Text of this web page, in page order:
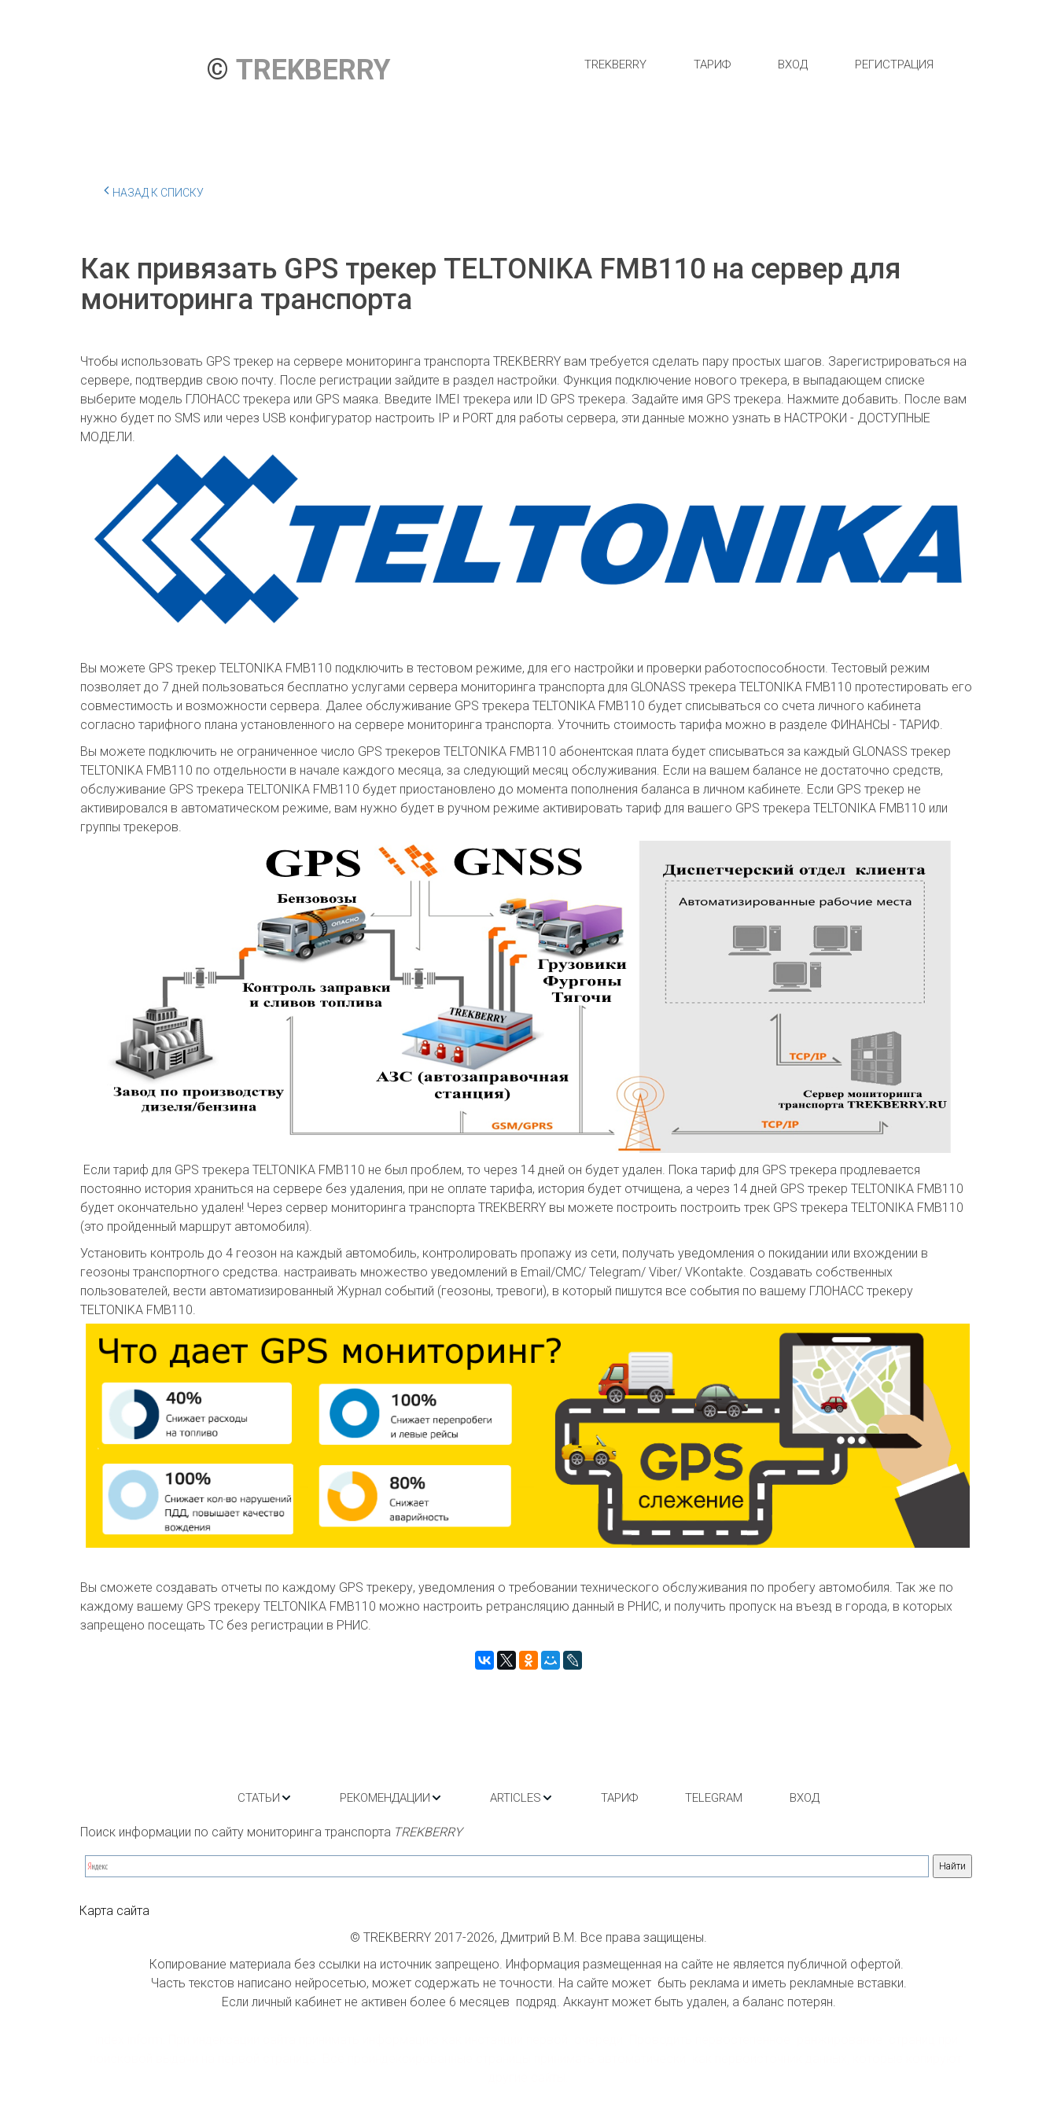
© TREKBERRY TREKBERRY ТАРИФ ВХОД РЕГИСТРАЦИЯ
НАЗАД К СПИСКУ
Как привязать GPS трекер TELTONIKA FMB110 на сервер для
мониторинга транспорта
Чтобы использовать GPS трекер на сервере мониторинга транспорта TREKBERRY вам требуется сделать пару простых шагов. Зарегистрироваться на
сервере, подтвердив свою почту. После регистрации зайдите в раздел настройки. Функция подключение нового трекера, в выпадающем списке
выберите модель ГЛОНАСС трекера или GPS маяка. Введите IMEI трекера или ID GPS трекера. Задайте имя GPS трекера. Нажмите добавить. После вам
нужно будет по SMS или через USB конфигуратор настроить IP и PORT для работы сервера, эти данные можно узнать в НАСТРОКИ - ДОСТУПНЫЕ
МОДЕЛИ.
Вы можете GPS трекер TELTONIKA FMB110 подключить в тестовом режиме, для его настройки и проверки работоспособности. Тестовый режим
позволяет до 7 дней пользоваться бесплатно услугами сервера мониторинга транспорта для GLONASS трекера TELTONIKA FMB110 протестировать его
совместимость и возможности сервера. Далее обслуживание GPS трекера TELTONIKA FMB110 будет списываться со счета личного кабинета
согласно тарифного плана установленного на сервере мониторинга транспорта. Уточнить стоимость тарифа можно в разделе ФИНАНСЫ - ТАРИФ.
Вы можете подключить не ограниченное число GPS трекеров TELTONIKA FMB110 абонентская плата будет списываться за каждый GLONASS трекер
TELTONIKA FMB110 по отдельности в начале каждого месяца, за следующий месяц обслуживания. Если на вашем балансе не достаточно средств,
обслуживание GPS трекера TELTONIKA FMB110 будет приостановлено до момента пополнения баланса в личном кабинете. Если GPS трекер не
активировался в автоматическом режиме, вам нужно будет в ручном режиме активировать тариф для вашего GPS трекера TELTONIKA FMB110 или
группы трекеров.
Если тариф для GPS трекера TELTONIKA FMB110 не был проблем, то через 14 дней он будет удален. Пока тариф для GPS трекера продлевается
постоянно история храниться на сервере без удаления, при не оплате тарифа, история будет отчищена, а через 14 дней GPS трекер TELTONIKA FMB110
будет окончательно удален! Через сервер мониторинга транспорта TREKBERRY вы можете построить построить трек GPS трекера TELTONIKA FMB110
(это пройденный маршрут автомобиля).
Установить контроль до 4 геозон на каждый автомобиль, контролировать пропажу из сети, получать уведомления о покидании или вхождении в
геозоны транспортного средства. настраивать множество уведомлений в Email/СМС/ Telegram/ Viber/ VKontakte. Создавать собственных
пользователей, вести автоматизированный Журнал событий (геозоны, тревоги), в который пишутся все события по вашему ГЛОНАСС трекеру
TELTONIKA FMB110.
Вы сможете создавать отчеты по каждому GPS трекеру, уведомления о требовании технического обслуживания по пробегу автомобиля. Так же по
каждому вашему GPS трекеру TELTONIKA FMB110 можно настроить ретрансляцию данный в РНИС, и получить пропуск на въезд в города, в которых
запрещено посещать ТС без регистрации в РНИС.
СТАТЬИ РЕКОМЕНДАЦИИ ARTICLES ТАРИФ TELEGRAM ВХОД
Поиск информации по сайту мониторинга транспорта TREKBERRY
Карта сайта
© TREKBERRY 2017-2026, Дмитрий В.М. Все права защищены.
Копирование материала без ссылки на источник запрещено. Информация размещенная на сайте не является публичной офертой.
Часть текстов написано нейросетью, может содержать не точности. На сайте может  быть реклама и иметь рекламные вставки.
Если личный кабинет не активен более 6 месяцев  подряд. Аккаунт может быть удален, а баланс потерян.